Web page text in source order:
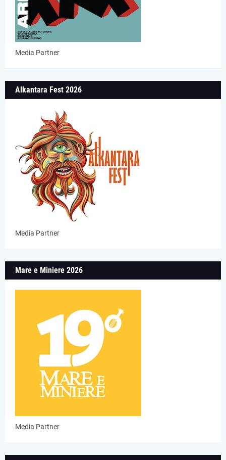
Media Partner
Alkantara Fest 2026
Media Partner
Mare e Miniere 2026
Media Partner